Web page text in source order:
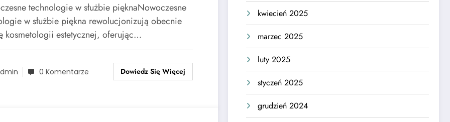
technologie w służbie pięknaNowoczesne
w służbie piękna rewolucjonizują obecnie
kosmetologii estetycznej, oferując…
0 Komentarze Dowiedz Się Więcej
kwiecień 2025
marzec 2025
luty 2025
styczeń 2025
grudzień 2024